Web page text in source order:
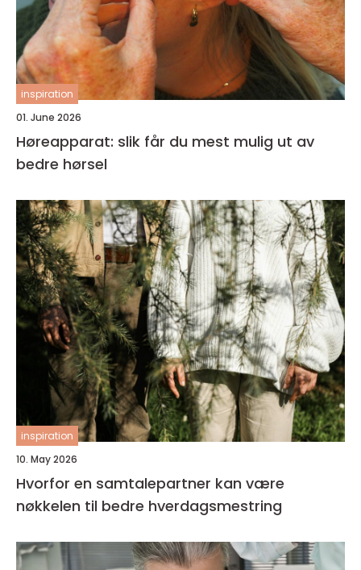
inspiration
01. June 2026
Høreapparat: slik får du mest mulig ut av
bedre hørsel
inspiration
10. May 2026
Hvorfor en samtalepartner kan være
nøkkelen til bedre hverdagsmestring